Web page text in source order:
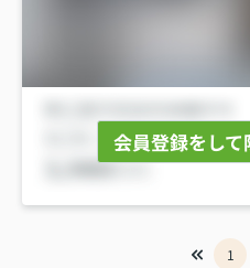
会員登録をし
1